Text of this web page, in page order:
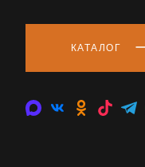
КАТАЛОГ